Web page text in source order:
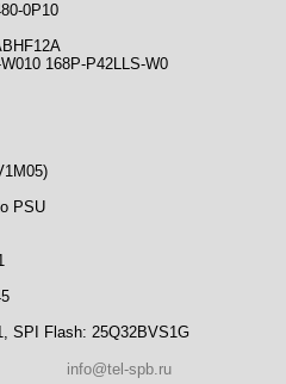
0P10
168P-P42LLS-W0
PSU
SPI Flash: 25Q32BVS1G
info@tel-spb.ru